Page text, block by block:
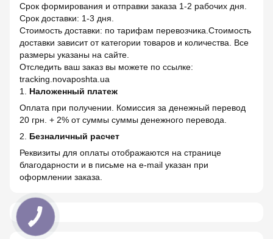
Срок формирования и отправки заказа 1-2 рабочих дня.
Срок доставки: 1-3 дня.
Стоимость доставки: по тарифам перевозчика.Стоимость
доставки зависит от категории товаров и количества. Все
размеры указаны на сайте.
Отследить ваш заказ вы можете по ссылке:
tracking.novaposhta.ua
1. Наложенный платеж
Оплата при получении. Комиссия за денежный перевод
20 грн. + 2% от суммы суммы денежного перевода.
2. Безналичный расчет
Реквизиты для оплаты отображаются на странице
благодарности и в письме на e-mail указан при
оформлении заказа.